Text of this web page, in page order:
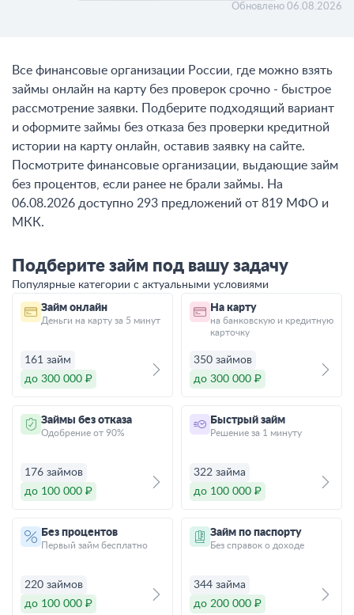
Обновлено 06.08.2026
Все финансовые организации России, где можно взять
займы онлайн на карту без проверок срочно - быстрое
рассмотрение заявки. Подберите подходящий вариант
и оформите займы без отказа без проверки кредитной
истории на карту онлайн, оставив заявку на сайте.
Посмотрите финансовые организации, выдающие займ
без процентов, если ранее не брали займы. На
06.08.2026 доступно 293 предложений от 819 МФО и
МКК.
Подберите займ под вашу задачу
Популярные категории с актуальными условиями
Займ онлайн
Деньги на карту за 5 минут
161 займ
до 300 000 ₽
На карту
на банковскую и кредитную
карточку
350 займов
до 300 000 ₽
Займы без отказа
Одобрение от 90%
176 займов
до 100 000 ₽
Быстрый займ
Решение за 1 минуту
322 займа
до 100 000 ₽
Без процентов
Первый займ бесплатно
220 займов
до 100 000 ₽
Займ по паспорту
Без справок о доходе
344 займа
до 200 000 ₽